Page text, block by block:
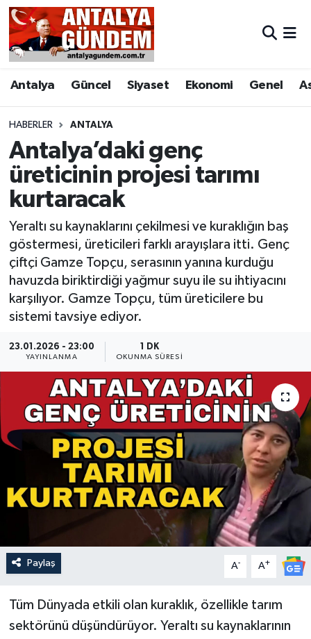
Antalya Güncel Siyaset Ekonomi Genel
HABERLER ANTALYA
Antalya’daki genç
üreticinin projesi tarımı
kurtaracak
Yeraltı su kaynaklarını çekilmesi ve kuraklığın baş
göstermesi, üreticileri farklı arayışlara itti. Genç
çiftçi Gamze Topçu, serasının yanına kurduğu
havuzda biriktirdiği yağmur suyu ile su ihtiyacını
karşılıyor. Gamze Topçu, tüm üreticilere bu
sistemi tavsiye ediyor.
23.01.2026 - 23:00
YAYINLANMA
1 DK
OKUNMA SÜRESI
Paylaş A- A+
Tüm Dünyada etkili olan kuraklık, özellikle tarım
sektörünü düşündürüyor. Yeraltı su kaynaklarının
Antalya
Asayiş
Bilim & Teknoloji
Bölge
EĞİTİM
Ekonomi
Genel
Görüntülü Haber
Kültür & Sanat
Magazin
Resmi İlan
Sağlık & Yaşam
Spor
Antalya Nöbetçi Eczaneler
Antalya Hava Durumu
Antalya Namaz Vakitleri
Antalya Trafik Yoğunluk Haritası
Süper Lig Puan Durumu ve Fikstür
Tüm Manşetler
Son Dakika Haberleri
Haber Arşivi